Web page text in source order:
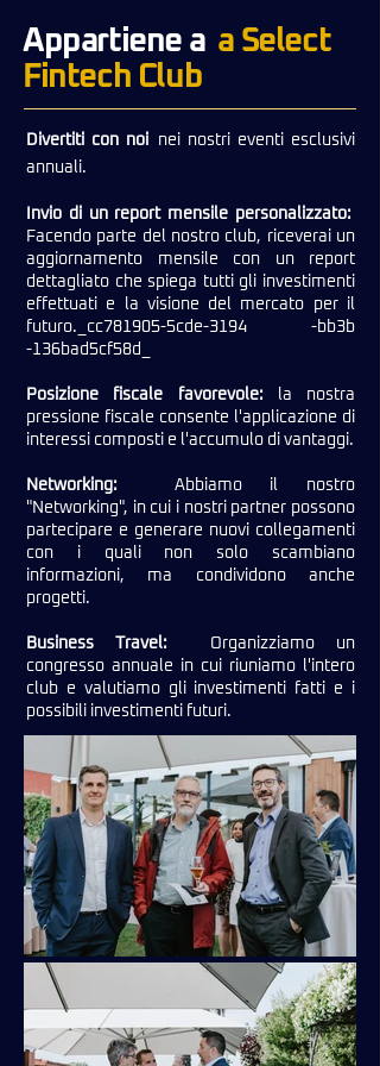
Appartiene a a Select
Fintech Club
Divertiti con noi
nei nostri eventi esclusivi
annuali.
Invio di un report mensile personalizzato:
Facendo parte del nostro club, riceverai un
aggiornamento mensile con un report
dettagliato che spiega tutti gli investimenti
effettuati e la visione del mercato per il
futuro._cc781905-5cde-3194 -bb3b
-136bad5cf58d_
Posizione fiscale favorevole:
la nostra
pressione fiscale consente l'applicazione di
interessi composti e l'accumulo di vantaggi.
Networking:
Abbiamo il nostro
"Networking", in cui i nostri partner possono
partecipare e generare nuovi collegamenti
con i quali non solo scambiano
informazioni, ma condividono anche
progetti.
Business Travel:
Organizziamo un
congresso annuale in cui riuniamo l'intero
club e valutiamo gli investimenti fatti e i
possibili investimenti futuri.